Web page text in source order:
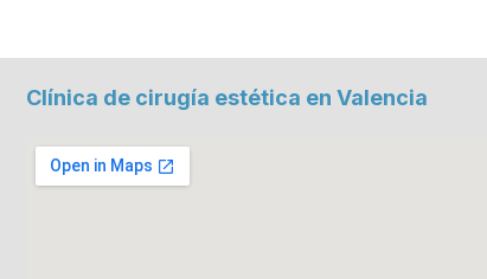
Clínica de cirugía estética en Valencia